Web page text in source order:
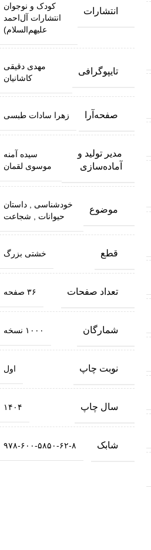
انتشارات
کودک و نوجوان
انتشارات آل‌احمد
علیهم‌السلام)
تایپوگرافی
مهدی دقیقی
کاشانیان
صفحه‌آرا زهرا سادات طبسی
مدیر تولید و
آماده‌سازی
سیده آمنه
موسوی لقمان
موضوع
خودشناسی ,داستان
حیوانات
شجاعت
قطع خشتی بزرگ
تعداد صفحات ۳۶ صفحه
شمارگان ۱۰۰۰ نسخه
نوبت چاپ اول
سال چاپ ۱۴۰۴
شابک ۹۷۸-۶۰۰-۵۸۵۰-۶۲-۸